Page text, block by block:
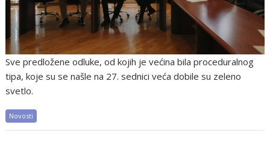
Sve predložene odluke, od kojih je većina bila proceduralnog
tipa, koje su se našle na 27. sednici veća dobile su zeleno
svetlo.
Novosti